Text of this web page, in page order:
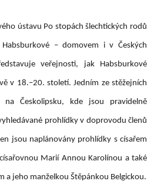
ústavu Po stopách šlechtických rodů
– domovem i v Českých
veřejnosti, jak Habsburkové
v 18.–20. století. Jedním ze stěžejních
na Českolipsku, kde jsou pravidelně
prohlídky v doprovodu členů
jsou naplánovány prohlídky s císařem
Marií Annou Karolínou a také
a jeho manželkou Štěpánkou Belgickou.